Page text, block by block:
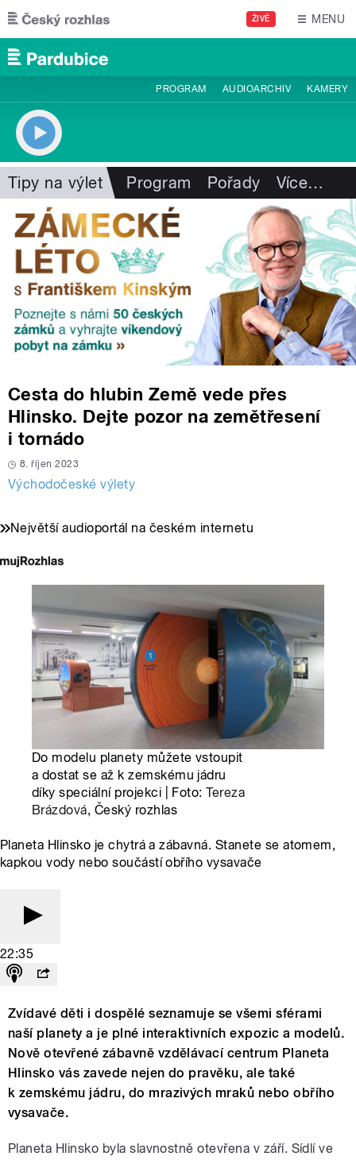
Přejít k hlavnímu obsahu
ŽIVĚ MENU
PROGRAM AUDIOARCHIV KAMERY
Tipy na výlet Program Pořady Více…
Cesta do hlubin Země vede přes
Hlinsko. Dejte pozor na zemětřesení
i tornádo
8. říjen 2023
Východočeské výlety
Největší audioportál na českém internetu
Do modelu planety můžete vstoupit
a dostat se až k zemskému jádru
díky speciální projekci | Foto:Tereza
Brázdová, Český rozhlas
Planeta Hlinsko je chytrá a zábavná. Stanete se atomem,
kapkou vody nebo součástí obřího vysavače
22:35
Zvídavé děti i dospělé seznamuje se všemi sférami
naší planety a je plné interaktivních expozic a modelů.
Nově otevřené zábavně vzdělávací centrum Planeta
Hlinsko vás zavede nejen do pravěku, ale také
k zemskému jádru, do mrazivých mraků nebo obřího
vysavače.
Planeta Hlinsko byla slavnostně otevřena v září. Sídlí ve